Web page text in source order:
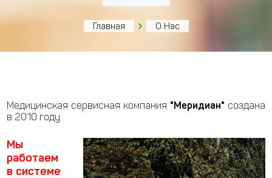
Главная О Нас
Медицинская сервисная компания "Меридиан" создана
в 2010 году.
Мы
работаем
в системе